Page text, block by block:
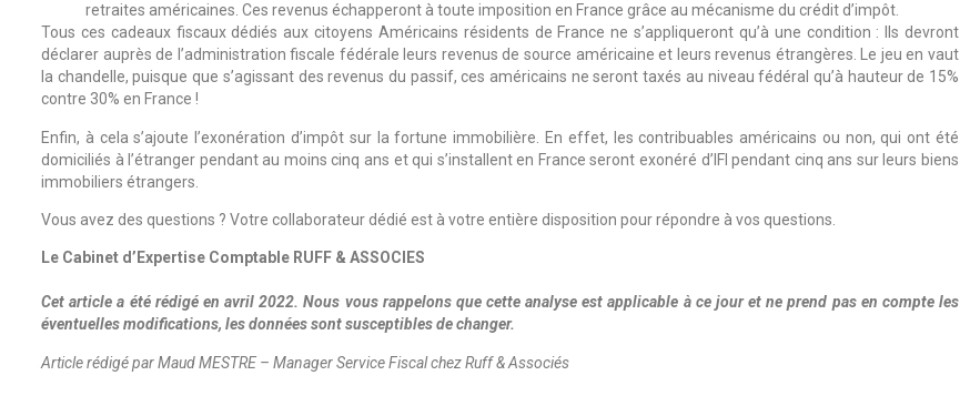
retraites américaines. Ces revenus échapperont à toute imposition en France grâce au mécanisme du crédit d’impôt.
Tous ces cadeaux fiscaux dédiés aux citoyens Américains résidents de France ne s’appliqueront qu’à une condition : Ils devront
déclarer auprès de l’administration fiscale fédérale leurs revenus de source américaine et leurs revenus étrangères. Le jeu en vaut
la chandelle, puisque que s’agissant des revenus du passif, ces américains ne seront taxés au niveau fédéral qu’à hauteur de 15%
contre 30% en France !
Enfin, à cela s’ajoute l’exonération d’impôt sur la fortune immobilière. En effet, les contribuables américains ou non, qui ont été
domiciliés à l’étranger pendant au moins cinq ans et qui s’installent en France seront exonéré d’IFI pendant cinq ans sur leurs biens
immobiliers étrangers.
Vous avez des questions ? Votre collaborateur dédié est à votre entière disposition pour répondre à vos questions.
Le Cabinet d’Expertise Comptable RUFF & ASSOCIES
Cet article a été rédigé enavril 2022. Nous vous rappelons que cette analyse est applicable à ce jour et ne prend pas en compte les
éventuelles modifications, les données sont susceptibles de changer.
Article rédigé par Maud MESTRE – Manager Service Fiscal chez Ruff & Associés